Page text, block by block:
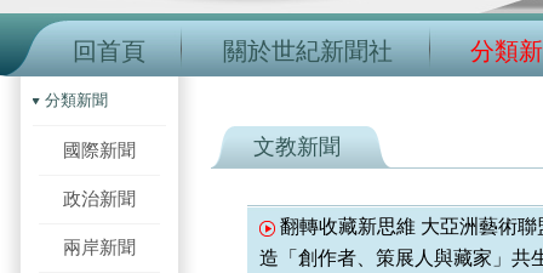
回首頁 關於世紀新聞社 分類
分類新聞
國際新聞
政治新聞
兩岸新聞
文教新聞
翻轉收藏新思維 大亞洲藝術
造「創作者、策展人與藏家」共